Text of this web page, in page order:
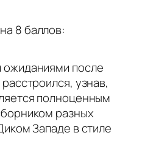
8 баллов:
после
узнав,
полноценным
разных
Западе в стиле